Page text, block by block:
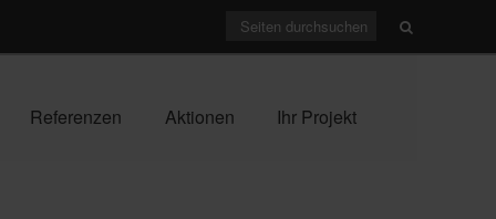
Referenzen Aktionen Ihr Projekt